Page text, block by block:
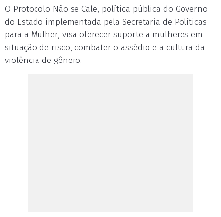
O Protocolo Não se Cale, política pública do Governo
do Estado implementada pela Secretaria de Políticas
para a Mulher, visa oferecer suporte a mulheres em
situação de risco, combater o assédio e a cultura da
violência de gênero.